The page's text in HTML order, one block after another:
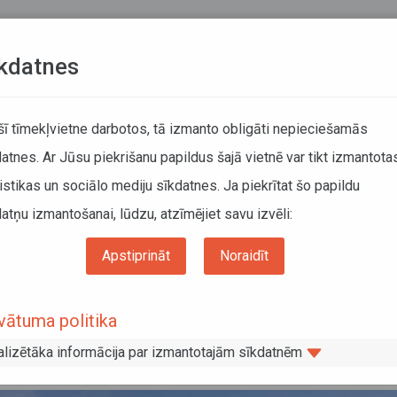
autobusos un vilcienos pārvadāto pasažieru skaits; pasažieri tiek aicināti
reģionālo maršrutu
skaits; pasažieri tiek aicināti
sabiedriskajā transportā
tīmekļvietne darbotos, tā izmanto obligāti nepieciešamās
Ar Jūsu piekrišanu papildus šajā vietnē var tikt
un sociālo mediju sīkdatnes. Ja piekrītat šo papildu
izmantošanai, lūdzu, atzīmējiet savu izvēli:
Apstiprināt Noraidīt
politika
informācija par izmantotajām sīkdatnēm